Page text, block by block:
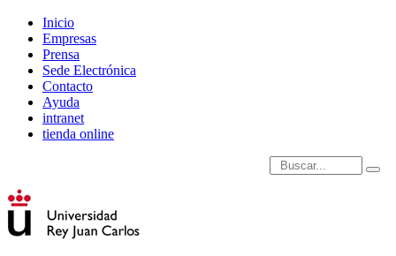
Inicio
Empresas
Prensa
Sede Electrónica
Contacto
Ayuda
intranet
tienda online
Introduce términos de